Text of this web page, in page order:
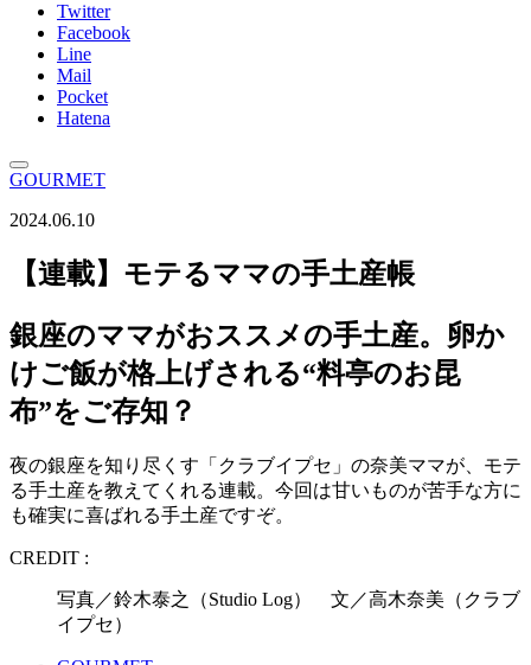
Twitter
Facebook
Line
Mail
Pocket
Hatena
GOURMET
2024.06.10
【連載】モテるママの手土産帳
銀座のママがおススメの手土産。卵か
けご飯が格上げされる“料亭のお昆
布”をご存知？
夜の銀座を知り尽くす「クラブイプセ」の奈美ママが、モテ
る手土産を教えてくれる連載。今回は甘いものが苦手な方に
も確実に喜ばれる手土産ですぞ。
CREDIT :
写真／鈴木泰之（Studio Log） 文／高木奈美（クラブ
イプセ）